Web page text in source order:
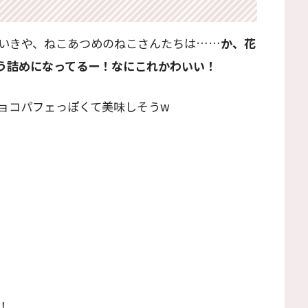
きや、ねこあつめのねこさんたちは……か、花
めになってるー！なにこれかわいい！
コパフェっぽくて美味しそうw